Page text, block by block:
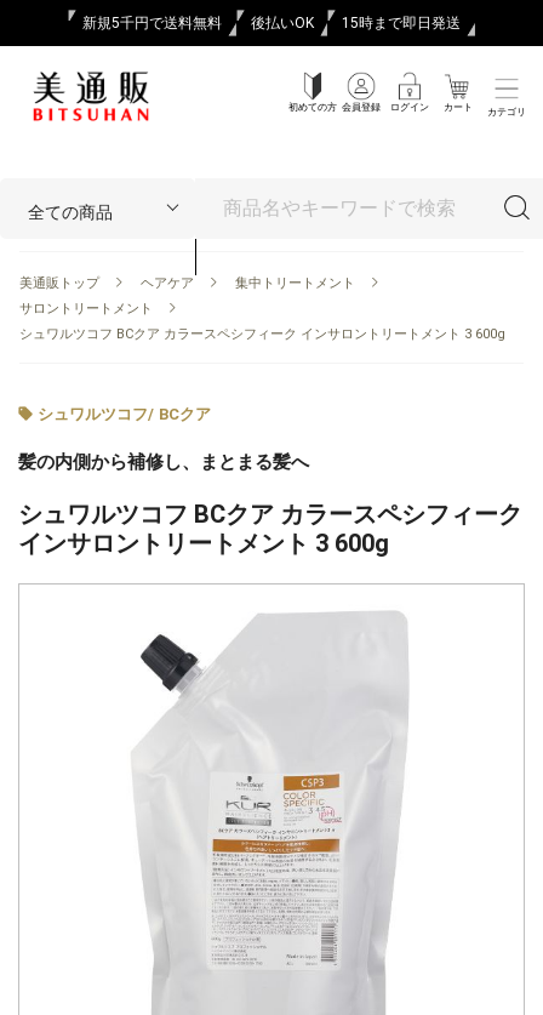
新規5千円で送料無料 後払いOK 15時まで即日発送
初めての方 会員登録 ログイン カート カテゴリ
美通販トップ ヘアケア
集中トリートメント
サロントリートメント
シュワルツコフ BCクア カラースペシフィーク インサロントリートメント 3 600g
シュワルツコフ/ BCクア
髪の内側から補修し、まとまる髪へ
シュワルツコフ BCクア カラースペシフィーク
インサロントリートメント 3 600g